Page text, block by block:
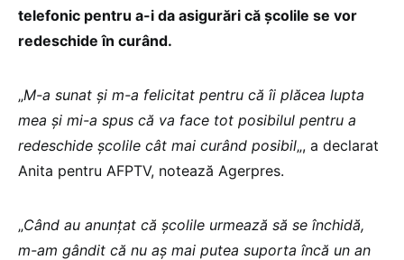
telefonic pentru a-i da asigurări că şcolile se vor
redeschide în curând.
„M-a sunat şi m-a felicitat pentru că îi plăcea lupta
mea şi mi-a spus că va face tot posibilul pentru a
redeschide şcolile cât mai curând posibil„, a declarat
Anita pentru AFPTV, notează Agerpres.
„Când au anunţat că şcolile urmează să se închidă,
m-am gândit că nu aş mai putea suporta încă un an